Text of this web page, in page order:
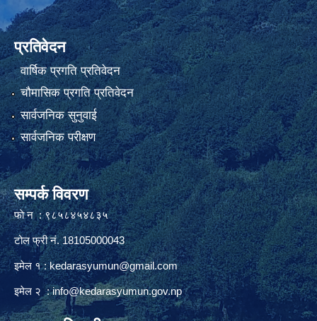
प्रतिवेदन
वार्षिक प्रगति प्रतिवेदन
चौमासिक प्रगति प्रतिवेदन
सार्वजनिक सुनुवाई
सार्वजनिक परीक्षण
सम्पर्क विवरण
फाे न : ९८५८४५४८३५
टोल फ्री नं. 18105000043
इमेल १ :kedarasyumun@gmail.com
इमेल २ :info@kedarasyumun.gov.np